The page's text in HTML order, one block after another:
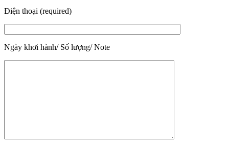
Điện thoại (required)
Ngày khơi hành/ Số lượng/ Note